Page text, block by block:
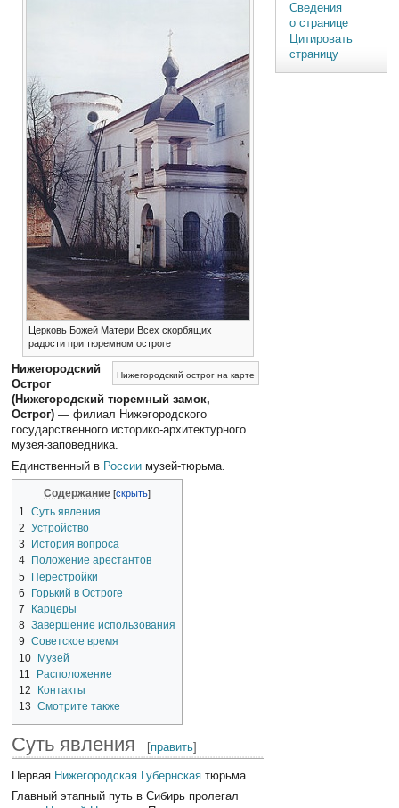
Церковь Божей Матери Всех скорбящих
радости при тюремном остроге
Нижегородский острог на карте
Нижегородский
Острог
(Нижегородский тюремный замок,
Острог) — филиал Нижегородского
государственного историко-архитектурного
музея-заповедника.
Единственный в России музей-тюрьма.
Содержание
1
Суть явления
2
Устройство
3
История вопроса
4
Положение арестантов
5 Перестройки
6
Горький в Остроге
7
Карцеры
8 Завершение использования
9
Советское время
10 Музей
11
Расположение
12
Контакты
13
Смотрите также
Суть явления [править]
Первая Нижегородская Губернская тюрьма.
Главный этапный путь в Сибирь пролегал
Сведения
о странице
Цитировать
страницу